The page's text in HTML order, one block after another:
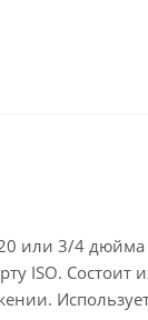
или 3/4
ISO.